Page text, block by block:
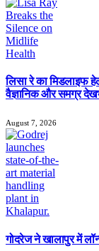
लिसा रे का मिडलाइफ
वैज्ञानिक और समग्र
August 7, 2026
गोदरेज ने खालापुर में